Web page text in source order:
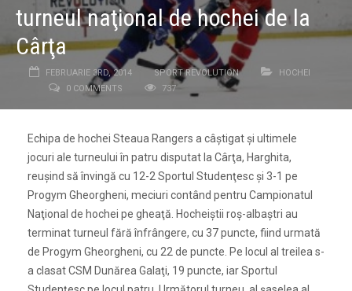
turneul naţional de hochei de la
Cârţa
FEBRUARIE 3RD, 2014 SPORT REVOLUTION
HOCHEI
0 COMMENTS
737
Echipa de hochei Steaua Rangers a câştigat şi ultimele
jocuri ale turneului în patru disputat la Cârţa, Harghita,
reuşind să învingă cu 12-2 Sportul Studenţesc şi 3-1 pe
Progym Gheorgheni, meciuri contând pentru Campionatul
Naţional de hochei pe gheaţă. Hocheiştii roş-albaştri au
terminat turneul fără înfrângere, cu 37 puncte, fiind urmată
de Progym Gheorgheni, cu 22 de puncte. Pe locul al treilea s-
a clasat CSM Dunărea Galaţi, 19 puncte, iar Sportul